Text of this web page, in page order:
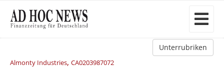
Unterrubriken
Almonty Industries, CA0203987072